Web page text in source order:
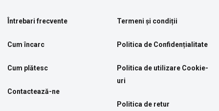
Întrebari frecvente
Cum încarc
Cum plătesc
Contactează-ne
Termeni și condiții
Politica de Confidențialitate
Politica de utilizare Cookie-
uri
Politica de retur